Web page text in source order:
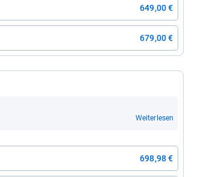
649,00 €
679,00 €
Weiterlesen
698,98 €